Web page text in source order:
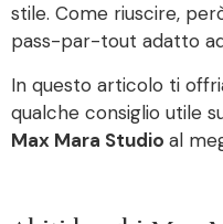
stile. Come riuscire,
pass-par-tout adatto
In questo articolo ti
qualche consiglio utile
Max Mara Studio al